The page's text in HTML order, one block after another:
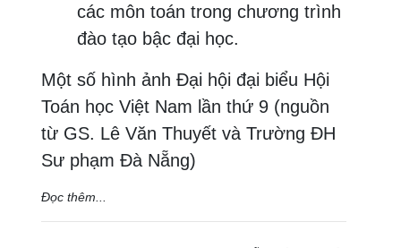
các môn toán trong chương trình
đào tạo bậc đại học.
Một số hình ảnh Đại hội đại biểu Hội
Toán học Việt Nam lần thứ 9 (nguồn
từ GS. Lê Văn Thuyết và Trường ĐH
Sư phạm Đà Nẵng)
Đọc thêm...